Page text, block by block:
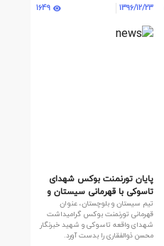
1396/12/23
1649
پایان تورنمنت بوکس شهدای
تاسوکی با قهرمانی سیستان و
بلوچستان
تیم سیستان و بلوچستان، عنوان
قهرمانی تورنمنت بوکس گرامیداشت
شهدای واقعه تاسوکی و شهید خبرنگار
محسن ذوالفقاری را بدست آورد.